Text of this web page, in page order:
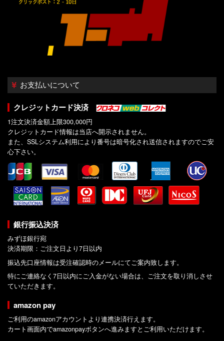
お支払いについて
クレジットカード決済
1注文決済金額上限300,000円
クレジットカード情報は当店へ開示されません。
また、SSLシステム利用により番号は暗号化され送信されますのでご安
心下さい。
銀行振込決済
みずほ銀行宛
決済期限：ご注文日より7日以内
振込先口座情報は受注確認時のメールにてご案内致します。
特にご連絡なく7日以内にご入金がない場合は、ご注文を取り消しさせ
ていただきます。
amazon pay
ご利用のamazonアカウントより連携決済行えます。
カート画面内でamazonpayボタンへ進みますとご利用いただけます。